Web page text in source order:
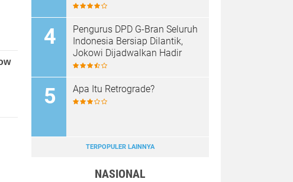
Pengurus DPD G-Bran Seluruh
Indonesia Bersiap Dilantik,
Jokowi Dijadwalkan Hadir
Apa Itu Retrograde?
TERPOPULER LAINNYA
NASIONAL